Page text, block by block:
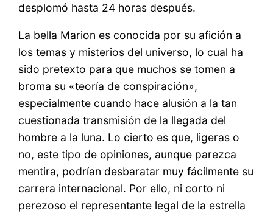
desplomó hasta 24 horas después.
La bella Marion es conocida por su afición a
los temas y misterios del universo, lo cual ha
sido pretexto para que muchos se tomen a
broma su «teoría de conspiración»,
especialmente cuando hace alusión a la tan
cuestionada transmisión de la llegada del
hombre a la luna. Lo cierto es que, ligeras o
no, este tipo de opiniones, aunque parezca
mentira, podrían desbaratar muy fácilmente su
carrera internacional. Por ello, ni corto ni
perezoso el representante legal de la estrella